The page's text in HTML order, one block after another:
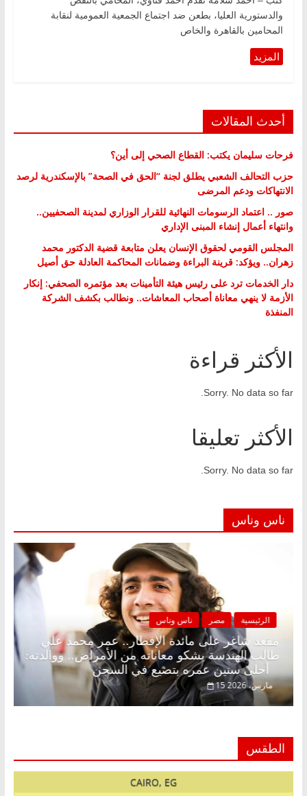
والدستورية العليا، بطعن ضد اجتماع الجمعية العمومية لنقابة
المحامين بالقاهرة والخاص
أحدث المقالات
فرحات سليمان يكتب: القطاع الصحي إلى أين؟
حزب التحالف الشعبي يطلق لجنة “الحق في الصحة” بالإسكندرية لرصد
الانتهاكات ودعم المرضى
صور .. اعتماد الرسومات النهائية للقرار الوزاري لمدينة الصحفيين..
وانتهاء أعمال إنشاء المبنى الإداري
المجلس القومي لحقوق الإنسان يعلن متابعة قضية الدكتور محمد
زهران.. ويؤكد: قرينة البراءة وضمانات المحاكمة العادلة حق أصيل
دار الخدمات ترد على رئيس هيئة التأمينات بعد مؤتمره الصحفي: إنكار
الأزمة لا ينهي معاناة أصحاب المعاشات.. ونطالب بكشف الشركة
المنفذة
الأكثر قراءة
Sorry. No data so far.
الأكثر تعليقا
Sorry. No data so far.
ناس وناس
الرئيسية مصر ناس وناس
مقعد شاغر على مائدة الإفطار.. عمر محمد علي
طالب الهندسة يشكو معاناته من الأمراض.. ووالدته:
15 مارس، 2026
الطقس
CAIRO, EG